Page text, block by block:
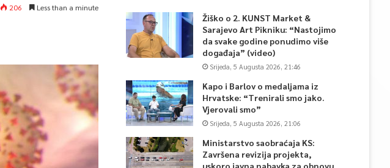
206 Less than a minute
Žiško o 2. KUNST Market &
Sarajevo Art Pikniku: “Nastojimo
da svake godine ponudimo više
događaja” (video)
Srijeda, 5 Augusta 2026, 21:46
Kapo i Barlov o medaljama iz
Hrvatske: “Trenirali smo jako.
Vjerovali smo”
Srijeda, 5 Augusta 2026, 21:06
Ministarstvo saobraćaja KS:
Završena revizija projekta,
uskoro javna nabavka za obnovu